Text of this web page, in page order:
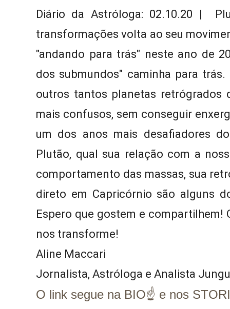
Diário da Astróloga: 02.10.20 |
transformações volta ao seu
"andando para trás" neste ano de
dos submundos" caminha para
outros tantos planetas retrógrados
mais confusos, sem conseguir
um dos anos mais desafiadores
Plutão, qual sua relação com a
comportamento das massas, sua
direto em Capricórnio são alguns
Espero que gostem e compartilhem!
nos transforme!
Aline Maccari
Jornalista, Astróloga e Analista
O link segue na BIO☝ e nos